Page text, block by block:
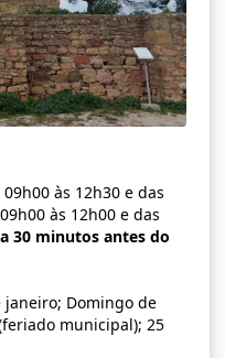
às 12h30 e das
às 12h00 e das
30 minutos antes do
Domingo de
municipal); 25